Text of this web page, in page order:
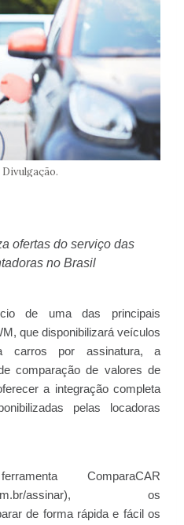
ofertas do serviço das
no Brasil
de uma das principais
que disponibilizará veículos
carros por assinatura, a
comparação de valores de
a integração completa
pelas locadoras
ComparaCAR
assinar), os
de forma rápida e fácil os